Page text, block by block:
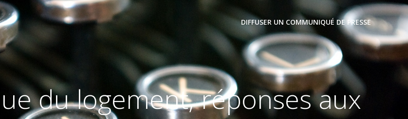
DIFFUSER UN COMMUNIQUÉ DE PRESSE
du logement, réponses aux